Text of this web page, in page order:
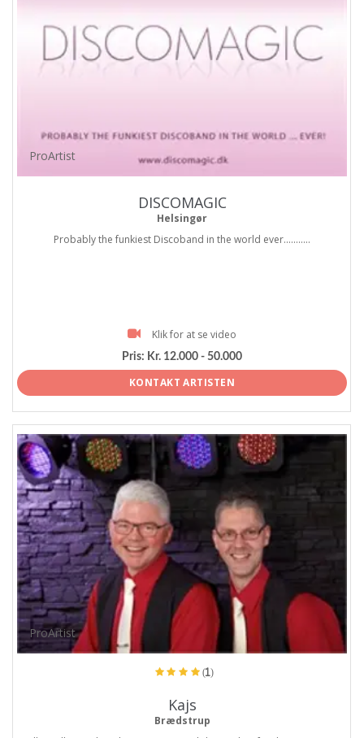
ProArtist
DISCOMAGIC
Helsingør
Probably the funkiest Discoband in the world ever...........
Klik for at se video
Pris: Kr. 12.000 - 50.000
KONTAKT ARTISTEN
ProArtist
(1)
Kajs
Brædstrup